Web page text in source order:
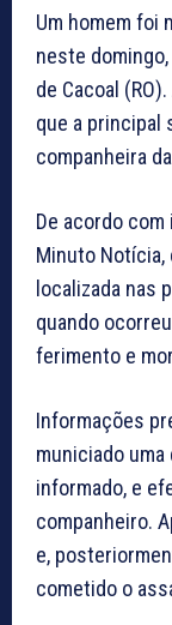
Um homem foi
neste domingo,
de Cacoal
que a principal
companheira
De acordo
Minuto Notícia,
localizada nas
quando
ferimento e
Informações
municiado
informado, e
companheiro.
e,
cometido o